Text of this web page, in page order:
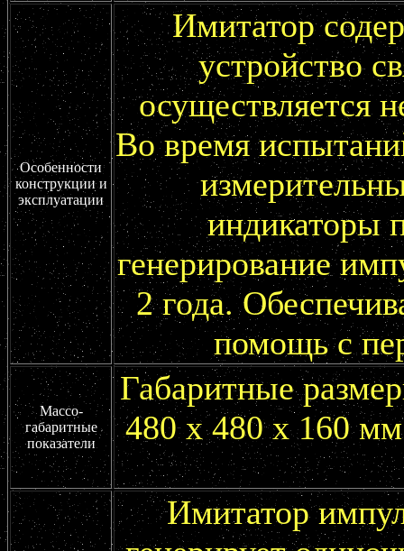
Особенности
конструкции и
эксплуатации
Имитатор
устройство
осуществляется
Во время
индикаторы
генерирование
2 года.
помощь с
Массо-
габаритные
показатели
Габаритные
480 х 480 х 160
Имитатор